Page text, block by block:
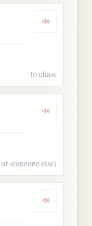
Dengarkan
to chase
Dengarkan
someone else)
Dengarkan